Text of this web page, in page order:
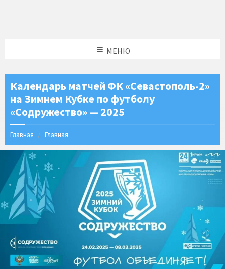
МЕНЮ
Календарь матчей ФК «Севастополь-2»
на Зимнем Кубке по футболу
«Содружество» — 2025
Главная Главная